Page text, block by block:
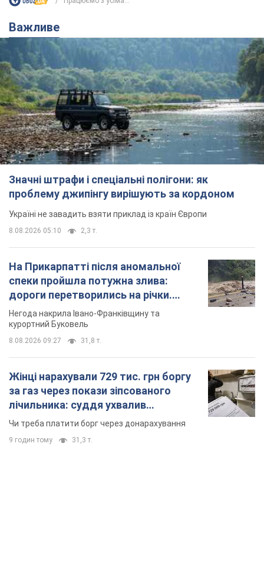
Значні штрафи і спеціальні полігони: як
проблему джипінгу вирішують за кордоном
Україні не завадить взяти приклад із країн Європи
8.08.2026 05:10 2,3 т.
На Прикарпатті після аномальної
спеки пройшла потужна злива:
дороги перетворились на річки.
Відео
Негода накрила Івано-Франківщину та
за газ через покази зіпсованого
лічильника: суддя ухвалив
неочікуване рішення
9 годин тому 31,3 т.